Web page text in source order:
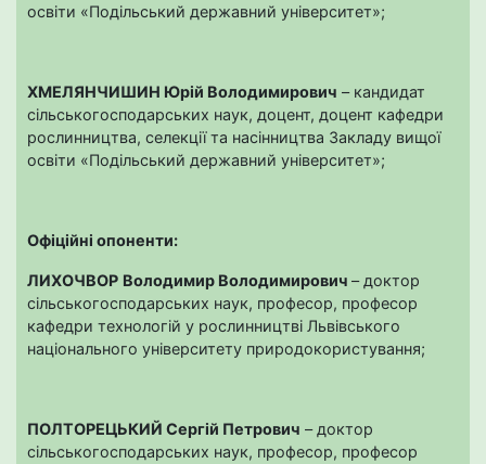
освіти «Подільський державний університет»;
ХМЕЛЯНЧИШИН Юрій Володимирович – кандидат
сільськогосподарських наук, доцент, доцент кафедри
рослинництва, селекції та насінництва Закладу вищої
освіти «Подільський державний університет»;
Офіційні опоненти:
ЛИХОЧВОР Володимир Володимирович – доктор
сільськогосподарських наук, професор, професор
кафедри технологій у рослинництві Львівського
національного університету природокористування;
ПОЛТОРЕЦЬКИЙ Сергій Петрович – доктор
сільськогосподарських наук, професор, професор